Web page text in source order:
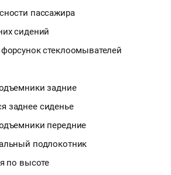
пассажира
сидений
стеклоомывателей
задние
заднее сиденье
передние
подлокотник
по высоте